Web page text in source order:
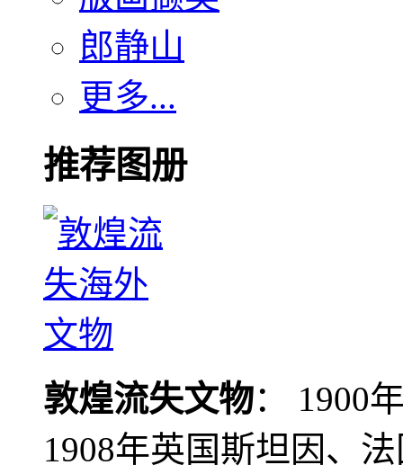
郎静山
更多...
推荐图册
敦煌流失文物： 1900
1908年英国斯坦因、